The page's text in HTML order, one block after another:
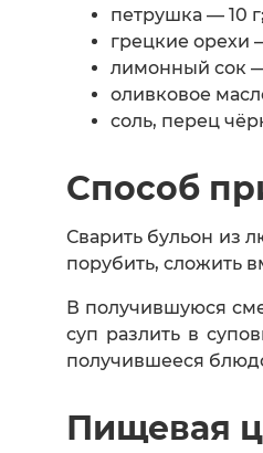
петрушка — 10 г;
грецкие орехи
лимонный сок —
оливковое
соль, перец
Способ
Сварить бульон из
порубить, сложить
В получившуюся
суп разлить в
получившееся
Пищевая